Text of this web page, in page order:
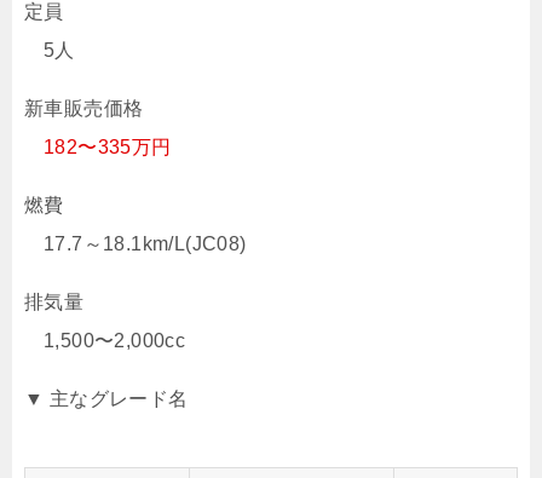
定員
5人
新車販売価格
182〜335万円
燃費
17.7～18.1km/L(JC08)
排気量
1,500〜2,000cc
▼ 主なグレード名